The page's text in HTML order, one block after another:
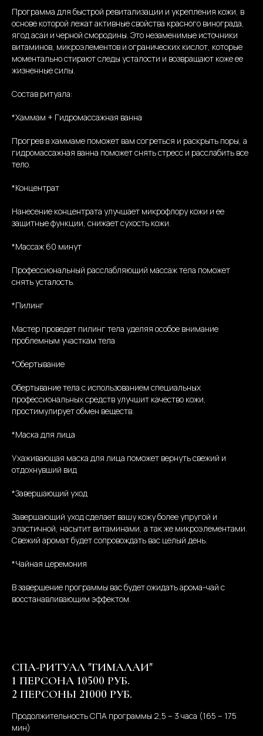
Программа для быстрой ревитализации и укрепления кожи, в
основе которой лежат активные свойства красного винограда,
ягод асаи и черной смородины. Это незаменимые источники
витаминов, микроэлементов и огранических кислот, которые
моментально стирают следы усталости и возвращают коже ее
жизненные силы.
Состав ритуала:
*Хаммам + Гидромассажная ванна
Прогрев в хаммаме поможет вам согреться и раскрыть поры, а
гидромассажная ванна поможет снять стресс и расслабить все
тело.
*Концентрат
Нанесение концентрата улучшает микрофлору кожи и ее
защитные функции, снижает сухость кожи.
*Массаж 60 минут
Профессиональный расслабляющий массаж тела поможет
снять усталость.
*Пилинг
Мастер проведет пилинг тела уделяя особое внимание
проблемным участкам тела
*Обертывание
Обертывание тела с использованием специальных
профессиональных средств улучшит качество кожи,
простимулирует обмен веществ.
*Маска для лица
Ухаживающая маска для лица поможет вернуть свежий и
отдохнувший вид
*Завершающий уход
Завершающий уход сделает вашу кожу более упругой и
эластичной, насытит витаминами, а так же микроэлементами.
Свежий аромат будет сопровождать вас целый день.
*Чайная церемония
В завершение программы вас будет ожидать арома-чай с
восстанавливающим эффектом.
СПА-РИТУАЛ "ГИМАЛАИ"
1 ПЕРСОНА 10500 РУБ.
2 ПЕРСОНЫ 21000 РУБ.
Продолжительность СПА программы 2,5 – 3 часа (165 – 175
мин)